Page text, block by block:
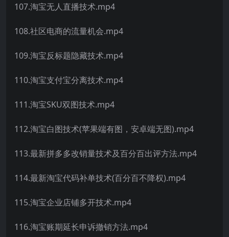
107.淘宝无人直播技术.mp4
108.社区电商的流量机会.mp4
109.淘宝反标题隐藏技术.mp4
110.淘宝支付宝分离技术.mp4
111.淘宝SKU双图技术.mp4
112.淘宝白图技术(苹果端有图，安卓端无图).mp4
113.最新拼多多改销量技术及百分百出评方法.mp4
114.最新淘宝代码补单技术(百分百不降权).mp4
115.淘宝企业店铺多开技术.mp4
116.淘宝账期延长申诉撤销方法.mp4